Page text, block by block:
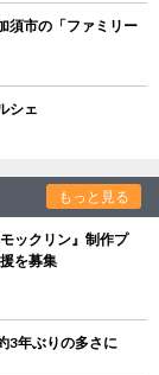
須市の「ファミリー
シェ
もっと見る
ックリン』制作プ
を募集
3年ぶりの多さに